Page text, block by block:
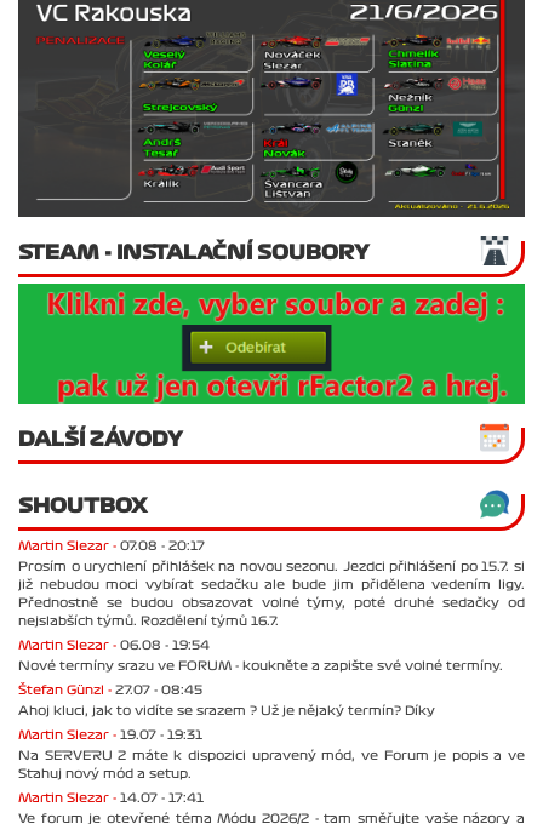
STEAM - INSTALAČNÍ SOUBORY
DALŠÍ ZÁVODY
SHOUTBOX
Martin Slezar - 07.08 - 20:17
Prosím o urychlení přihlášek na novou sezonu. Jezdci přihlášení po 15.7. si
již nebudou moci vybírat sedačku ale bude jim přidělena vedením ligy.
Přednostně se budou obsazovat volné týmy, poté druhé sedačky od
nejslabších týmů. Rozdělení týmů 16.7.
Martin Slezar - 06.08 - 19:54
Nové termíny srazu ve FORUM - koukněte a zapište své volné termíny.
Štefan Günzl - 27.07 - 08:45
Ahoj kluci, jak to vidíte se srazem ? Už je nějaký termín? Díky
Martin Slezar - 19.07 - 19:31
Na SERVERU 2 máte k dispozici upravený mód, ve Forum je popis a ve
Stahuj nový mód a setup.
Martin Slezar - 14.07 - 17:41
Ve forum je otevřené téma Módu 2026/2 - tam směřujte vaše názory a